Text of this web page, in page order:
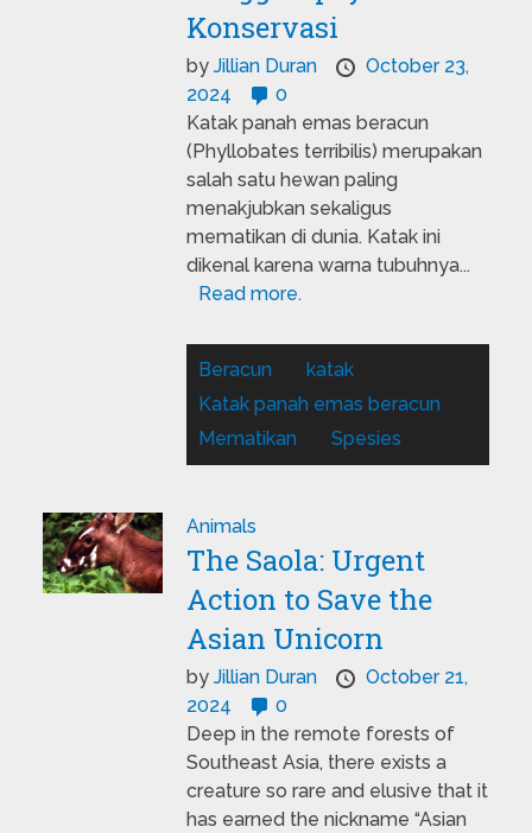
Konservasi
byJillian Duran
October 23,
2024
0
Katak panah emas beracun
(Phyllobates terribilis) merupakan
salah satu hewan paling
menakjubkan sekaligus
mematikan di dunia. Katak ini
dikenal karena warna tubuhnya...
Read more.
Beracun
katak
Katak panah emas beracun
Mematikan
Spesies
Animals
The Saola: Urgent
Action to Save the
Asian Unicorn
byJillian Duran
October 21,
2024
0
Deep in the remote forests of
Southeast Asia, there exists a
creature so rare and elusive that it
has earned the nickname “Asian